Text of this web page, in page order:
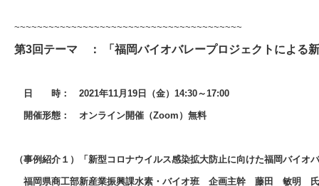
~~~~~~~~~~~~~~~~~~~~~~~~~~~~~~~~~~~~~~~~
第3回テーマ ： 「福岡バイオバレープロジェクトによる
日 時： 2021年11月19日（金）14:30～17:00
開催形態： オンライン開催（Zoom）無料
（事例紹介１）「新型コロナウイルス感染拡大防止に向けた福岡バイオ
福岡県商工部新産業振興課水素・バイオ班 企画主幹 藤田 敏明 氏